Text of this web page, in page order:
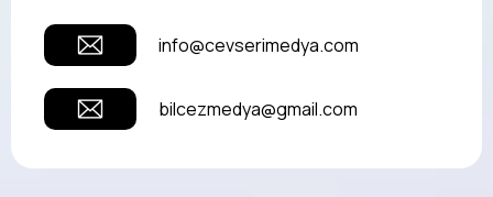
info@cevserimedya.com
bilcezmedya@gmail.com